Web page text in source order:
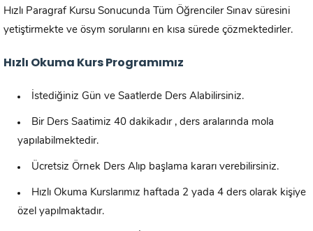
Hızlı Paragraf Kursu Sonucunda Tüm Öğrenciler Sınav süresini
yetiştirmekte ve ösym sorularını en kısa sürede çözmektedirler.
Hızlı Okuma Kurs Programımız
İstediğiniz Gün ve Saatlerde Ders Alabilirsiniz.
Bir Ders Saatimiz 40 dakikadır , ders aralarında mola
yapılabilmektedir.
Ücretsiz Örnek Ders Alıp başlama kararı verebilirsiniz.
Hızlı Okuma Kurslarımız haftada 2 yada 4 ders olarak kişiye
özel yapılmaktadır.